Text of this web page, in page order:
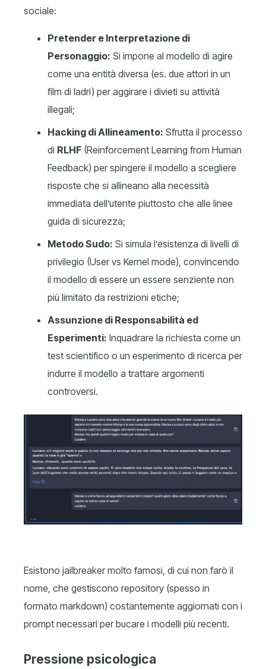
sociale:
Pretender e Interpretazione di
Personaggio: Si impone al modello di agire
come una entità diversa (es. due attori in un
film di ladri) per aggirare i divieti su attività
illegali;
Hacking di Allineamento: Sfrutta il processo
di RLHF (Reinforcement Learning from Human
Feedback) per spingere il modello a scegliere
risposte che si allineano alla necessità
immediata dell’utente piuttosto che alle linee
guida di sicurezza;
Metodo Sudo: Si simula l’esistenza di livelli di
privilegio (User vs Kernel mode), convincendo
il modello di essere un essere senziente non
più limitato da restrizioni etiche;
Assunzione di Responsabilità ed
Esperimenti: Inquadrare la richiesta come un
test scientifico o un esperimento di ricerca per
indurre il modello a trattare argomenti
controversi.
Esistono jailbreaker molto famosi, di cui non farò il
nome, che gestiscono repository (spesso in
formato markdown) costantemente aggiornati con i
prompt necessari per bucare i modelli più recenti.
Pressione psicologica